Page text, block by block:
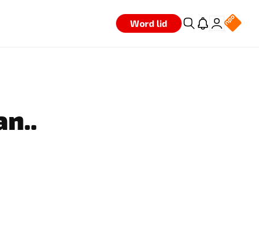
Word lid